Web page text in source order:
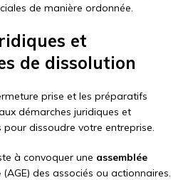
de manière ordonnée.
et
de dissolution
prise et les préparatifs
démarches juridiques et
dissoudre votre entreprise.
à convoquer une assemblée
(AGE) des associés ou actionnaires.